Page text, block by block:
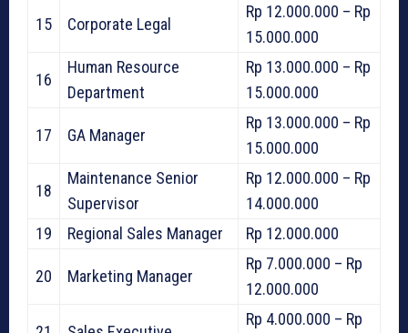
15 Corporate Legal
Rp 12.000.000 – Rp
15.000.000
16
Human Resource
Department
Rp 13.000.000 – Rp
15.000.000
17 GA Manager
Rp 13.000.000 – Rp
15.000.000
18
Maintenance Senior
Supervisor
Rp 12.000.000 – Rp
14.000.000
19
Regional Sales Manager Rp 12.000.000
20 Marketing Manager
Rp 7.000.000 – Rp
12.000.000
Rp 4.000.000 – Rp